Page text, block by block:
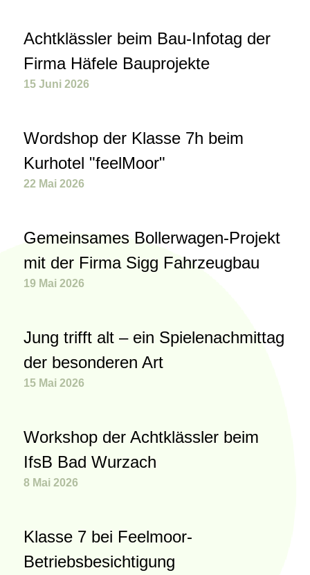
Achtklässler beim Bau-Infotag der
Firma Häfele Bauprojekte
15 Juni 2026
Wordshop der Klasse 7h beim
Kurhotel "feelMoor"
22 Mai 2026
Gemeinsames Bollerwagen-Projekt
mit der Firma Sigg Fahrzeugbau
19 Mai 2026
Jung trifft alt – ein Spielenachmittag
der besonderen Art
15 Mai 2026
Workshop der Achtklässler beim
IfsB Bad Wurzach
8 Mai 2026
Klasse 7 bei Feelmoor-
Betriebsbesichtigung